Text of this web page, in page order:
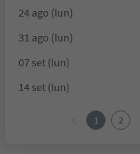
24 ago (lun)
31 ago (lun)
07 set (lun)
14 set (lun)
1 2